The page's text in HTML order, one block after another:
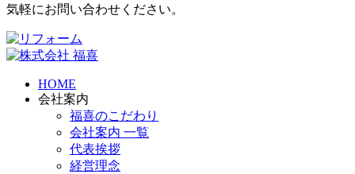
気軽にお問い合わせください。
HOME
会社案内
福喜のこだわり
会社案内 一覧
代表挨拶
経営理念